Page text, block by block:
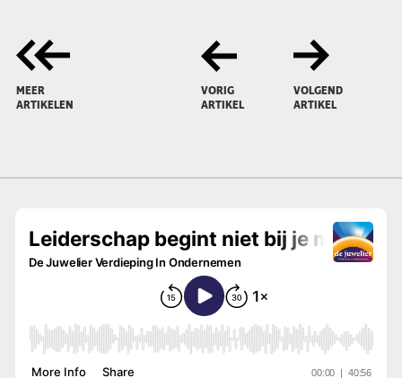
MEER
ARTIKELEN
VORIG
ARTIKEL
VOLGEND
ARTIKEL